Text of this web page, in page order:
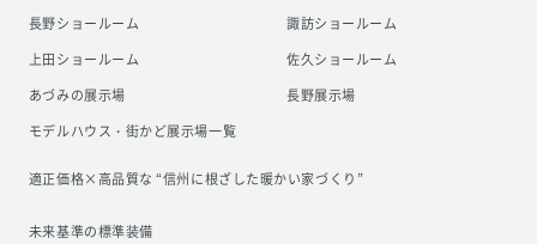
長野ショールーム
諏訪ショールーム
上田ショールーム
佐久ショールーム
あづみの展示場
長野展示場
モデルハウス・街かど展示場一覧
適正価格×高品質な “信州に根ざした暖かい家づくり”
未来基準の標準装備